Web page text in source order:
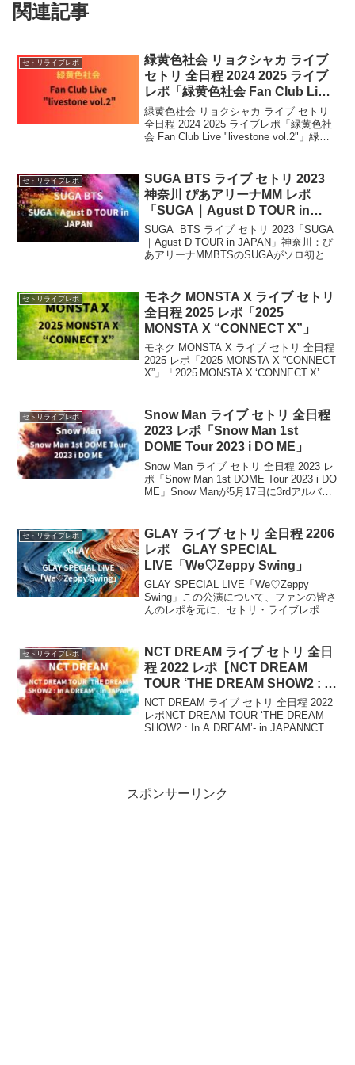
関連記事
セトリライブレポ
緑黄色社会 リョクシャカ ライブ
セトリ 全日程 2024 2025 ライブ
レポ「緑黄色社会 Fan Club Live
“livestone vol.2″」
緑黄色社会 リョクシャカ ライブ セトリ
全日程 2024 2025 ライブレポ「緑黄色社
会 Fan Club Live "livestone vol.2"」緑黄
セトリライブレポ
SUGA BTS ライブ セトリ 2023
神奈川 ぴあアリーナMM レポ
「SUGA｜Agust D TOUR in
JAPAN」
SUGA BTS ライブ セトリ 2023「SUGA
｜Agust D TOUR in JAPAN」神奈川：ぴ
あアリーナMMBTSのSUGAがソロ初とな
ル、ソウル、日本...
セトリライブレポ
モネク MONSTA X ライブ セトリ
全日程 2025 レポ「2025
MONSTA X “CONNECT X”」
モネク MONSTA X ライブ セトリ 全日程
2025 レポ「2025 MONSTA X “CONNECT
X”」「2025 MONSTA X ‘CONNECT X’」
セトリライブレポ
Snow Man ライブ セトリ 全日程
2023 レポ「Snow Man 1st
DOME Tour 2023 i DO ME」
Snow Man ライブ セトリ 全日程 2023 レ
ポ「Snow Man 1st DOME Tour 2023 i DO
ME」Snow Manが5月17日に3rdアルバム
セトリライブレポ
GLAY ライブ セトリ 全日程 2206
レポ GLAY SPECIAL
LIVE「We♡Zeppy Swing」
GLAY SPECIAL LIVE「We♡Zeppy
Swing」この公演について、ファンの皆さ
んのレポを元に、セトリ・ライブレポを
シャルライブ。FC30周年を記念したライ
ブシリーズ「We♡Happy Swing Vol.4 ～
Promise The Venezia～」に先駆けて実施
される公演。
セトリライブレポ
NCT DREAM ライブ セトリ 全日
程 2022 レポ【NCT DREAM
TOUR ‘THE DREAM SHOW2 : In
A DREAM’- in JAPAN】
NCT DREAM ライブ セトリ 全日程 2022
レポNCT DREAM TOUR ‘THE DREAM
SHOW2 : In A DREAM’- in JAPANNCT
スポンサーリンク